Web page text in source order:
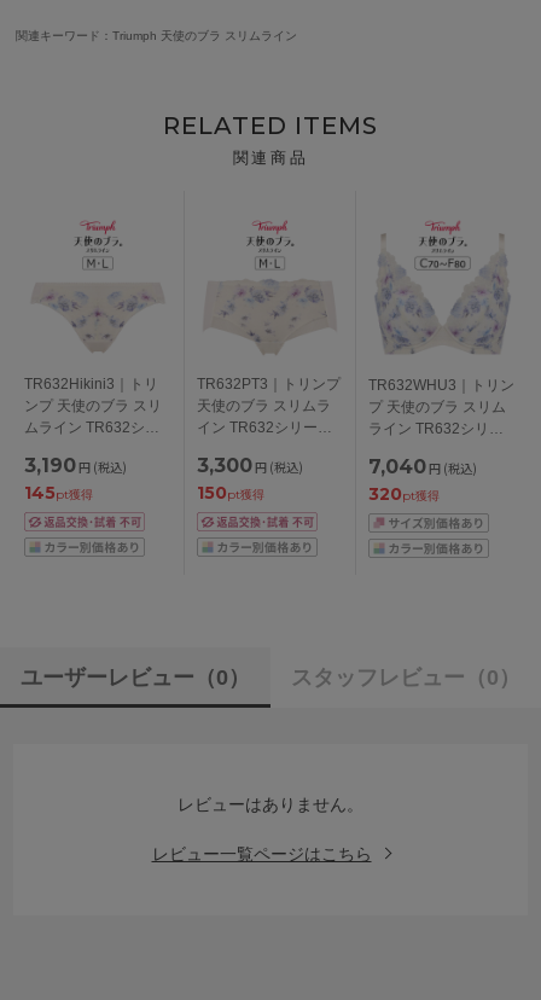
関連キーワード：Triumph 天使のブラ スリムライン
RELATED ITEMS
関連商品
TR632Hikini3｜トリ
ンプ 天使のブラ スリ
ムライン TR632シリ
ョーツ M/L
3,190 円 (税込)
145pt獲得
TR632PT3｜トリンプ
天使のブラ スリムラ
イン TR632シリーズ
ツ M/L
3,300 円 (税込)
150pt獲得
TR632WHU3｜トリン
プ 天使のブラ スリム
ライン TR632シリー
CDEFカップ アンダー
70/75/80cm
7,040 円 (税込)
320pt獲得
ユーザーレビュー （0） スタッフレビュー （0）
レビューはありません。
レビュー一覧ページはこちら